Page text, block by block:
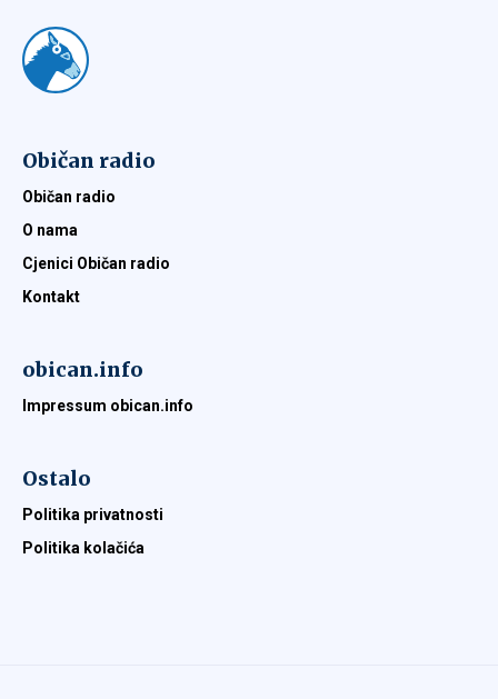
Običan radio
Običan radio
O nama
Cjenici Običan radio
Kontakt
obican.info
Impressum obican.info
Ostalo
Politika privatnosti
Politika kolačića